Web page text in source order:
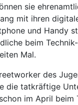
sie
mit ihren
und Handy
beim
Mal.
des
die tatkräftige
im April beim